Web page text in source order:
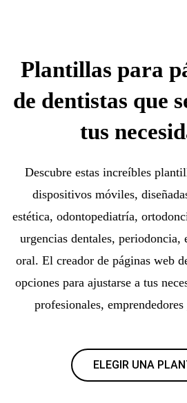
Plantillas para
de dentistas que
tus
Descubre estas increíbles
dispositivos móviles,
estética, odontopediatría,
urgencias dentales, periodoncia,
oral. El creador de páginas web
opciones para ajustarse a tus
profesionales,
ELEGIR UNA